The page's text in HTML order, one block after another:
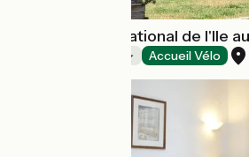
Camping International de l'Ile
Accueil Vélo